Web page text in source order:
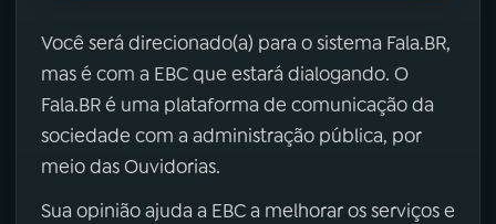
Você será direcionado(a) para o sistema Fala.BR,
mas é com a EBC que estará dialogando. O
Fala.BR é uma plataforma de comunicação da
sociedade com a administração pública, por
meio das Ouvidorias.
Sua opinião ajuda a EBC a melhorar os serviços e